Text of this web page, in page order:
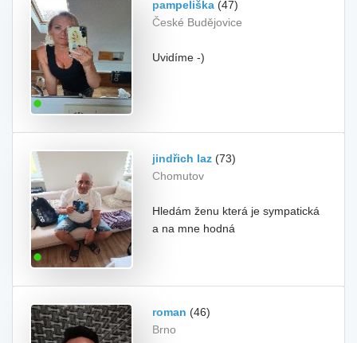
pampeliška (47)
České Budějovice
Uvidíme -)
jindřich laz (73)
Chomutov
Hledám ženu která je sympatická
a na mne hodná
roman (46)
Brno